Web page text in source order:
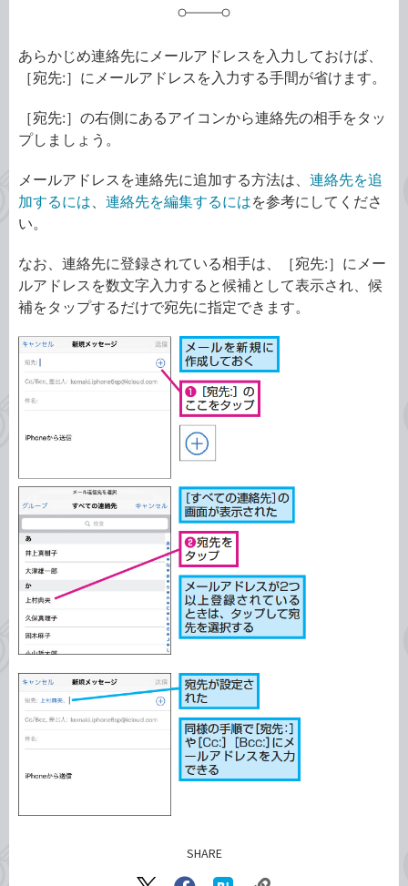
あらかじめ連絡先にメールアドレスを入力しておけば、
［宛先:］にメールアドレスを入力する手間が省けます。
［宛先:］の右側にあるアイコンから連絡先の相手をタッ
プしましょう。
メールアドレスを連絡先に追加する方法は、 連絡先を追
加するには、 連絡先を編集するにはを参考にしてくださ
い。
なお、連絡先に登録されている相手は、［宛先:］にメー
ルアドレスを数文字入力すると候補として表示され、候
補をタップするだけで宛先に指定できます。
SHARE